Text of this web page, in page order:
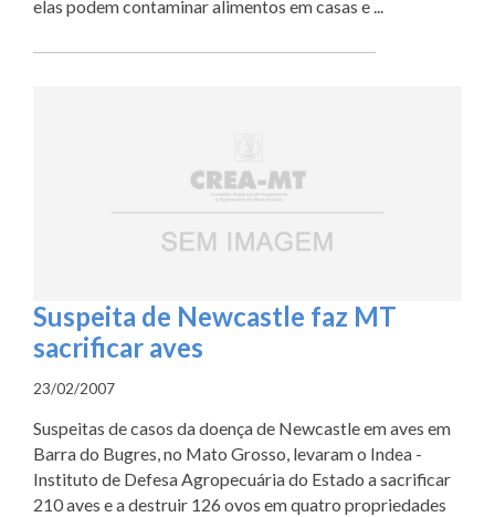
elas podem contaminar alimentos em casas e ...
Suspeita de Newcastle faz MT
sacrificar aves
23/02/2007
Suspeitas de casos da doença de Newcastle em aves em
Barra do Bugres, no Mato Grosso, levaram o Indea -
Instituto de Defesa Agropecuária do Estado a sacrificar
210 aves e a destruir 126 ovos em quatro propriedades